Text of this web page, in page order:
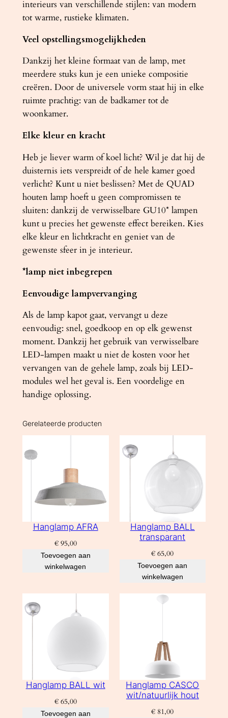
interieurs van verschillende stijlen: van modern
tot warme, rustieke klimaten.
Veel opstellingsmogelijkheden
Dankzij het kleine formaat van de lamp, met
meerdere stuks kun je een unieke compositie
creëren. Door de universele vorm staat hij in elke
ruimte prachtig: van de badkamer tot de
woonkamer.
Elke kleur en kracht
Heb je liever warm of koel licht? Wil je dat hij de
duisternis iets verspreidt of de hele kamer goed
verlicht? Kunt u niet beslissen? Met de QUAD
houten lamp hoeft u geen compromissen te
sluiten: dankzij de verwisselbare GU10* lampen
kunt u precies het gewenste effect bereiken. Kies
elke kleur en lichtkracht en geniet van de
gewenste sfeer in je interieur.
*lamp niet inbegrepen
Eenvoudige lampvervanging
Als de lamp kapot gaat, vervangt u deze
eenvoudig: snel, goedkoop en op elk gewenst
moment. Dankzij het gebruik van verwisselbare
LED-lampen maakt u niet de kosten voor het
vervangen van de gehele lamp, zoals bij LED-
modules wel het geval is. Een voordelige en
handige oplossing.
Gerelateerde producten
Hanglamp AFRA
€95,00
Toevoegen aan
winkelwagen
Hanglamp BALL
transparant
€ 65,00
Toevoegen aan
winkelwagen
Hanglamp BALL wit
€65,00
Toevoegen aan
Hanglamp CASCO
wit/natuurlijk hout
€ 81,00